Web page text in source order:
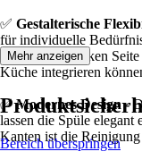
✅ Gestalterische
für individuelle
rechten oder linken
Küche integrieren
✅Modernes Design -
lassen die Spüle elegant
Kanten ist die
Mehr anzeigen
Bereich überspringen